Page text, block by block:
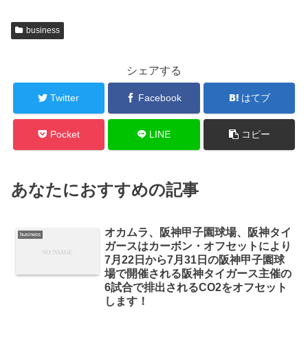
business
シェアする
Twitter Facebook はてブ
Pocket LINE コピー
あなたにおすすめの記事
business
オカムラ、阪神甲子園球場、阪神タイ
ガースはカーボン・オフセットにより
7月22日から7月31日の阪神甲子園球
場で開催される阪神タイガース主催の
6試合で排出されるCO2をオフセット
します！